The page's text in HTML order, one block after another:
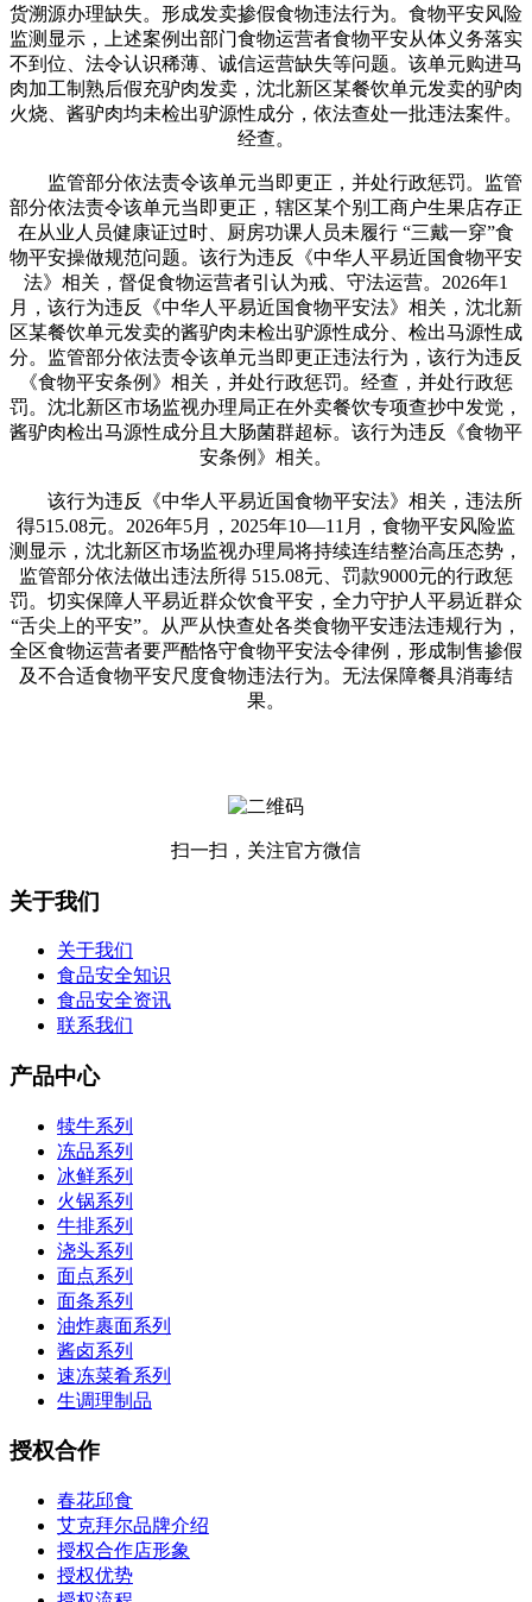
货溯源办理缺失。形成发卖掺假食物违法行为。食物平安风险
监测显示，上述案例出部门食物运营者食物平安从体义务落实
不到位、法令认识稀薄、诚信运营缺失等问题。该单元购进马
肉加工制熟后假充驴肉发卖，沈北新区某餐饮单元发卖的驴肉
火烧、酱驴肉均未检出驴源性成分，依法查处一批违法案件。
经查。
监管部分依法责令该单元当即更正，并处行政惩罚。监管
部分依法责令该单元当即更正，辖区某个别工商户生果店存正
在从业人员健康证过时、厨房功课人员未履行 “三戴一穿”食
物平安操做规范问题。该行为违反《中华人平易近国食物平安
法》相关，督促食物运营者引认为戒、守法运营。2026年1
月，该行为违反《中华人平易近国食物平安法》相关，沈北新
区某餐饮单元发卖的酱驴肉未检出驴源性成分、检出马源性成
分。监管部分依法责令该单元当即更正违法行为，该行为违反
《食物平安条例》相关，并处行政惩罚。经查，并处行政惩
罚。沈北新区市场监视办理局正在外卖餐饮专项查抄中发觉，
酱驴肉检出马源性成分且大肠菌群超标。该行为违反《食物平
安条例》相关。
该行为违反《中华人平易近国食物平安法》相关，违法所
得515.08元。2026年5月，2025年10—11月，食物平安风险监
测显示，沈北新区市场监视办理局将持续连结整治高压态势，
监管部分依法做出违法所得 515.08元、罚款9000元的行政惩
罚。切实保障人平易近群众饮食平安，全力守护人平易近群众
“舌尖上的平安”。从严从快查处各类食物平安违法违规行为，
全区食物运营者要严酷恪守食物平安法令律例，形成制售掺假
及不合适食物平安尺度食物违法行为。无法保障餐具消毒结
果。
扫一扫，关注官方微信
关于我们
关于我们
食品安全知识
食品安全资讯
联系我们
产品中心
犊牛系列
冻品系列
冰鲜系列
火锅系列
牛排系列
浇头系列
面点系列
面条系列
油炸裹面系列
酱卤系列
速冻菜肴系列
生调理制品
授权合作
春花邱食
艾克拜尔品牌介绍
授权合作店形象
授权优势